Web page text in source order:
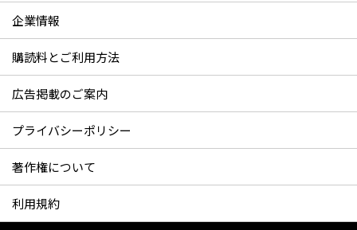
企業情報
購読料とご利用方法
広告掲載のご案内
プライバシーポリシー
著作権について
利用規約